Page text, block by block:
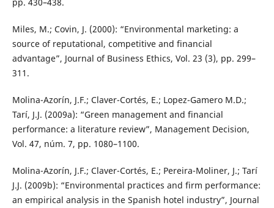
Miles, M.; Covin, J. (2000): “Environmental marketing: a
source of reputational, competitive and financial
advantage”, Journal of Business Ethics, Vol. 23 (3), pp. 299–
311.
Molina-Azorín, J.F.; Claver-Cortés, E.; Lopez-Gamero M.D.;
Tarí, J.J. (2009a): “Green management and financial
performance: a literature review”, Management Decision,
Vol. 47, núm. 7, pp. 1080–1100.
Molina-Azorín, J.F.; Claver-Cortés, E.; Pereira-Moliner, J.; Tarí
J.J. (2009b): “Environmental practices and firm performance:
an empirical analysis in the Spanish hotel industry”, Journal